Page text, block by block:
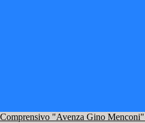
"Avenza Gino Menconi"